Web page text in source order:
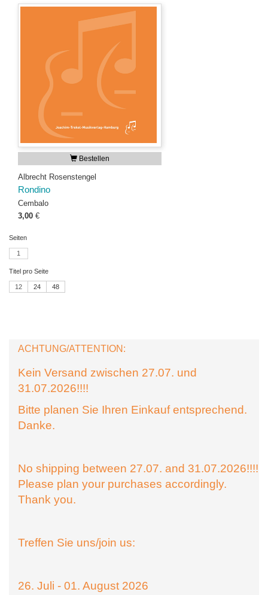
Bestellen
Albrecht Rosenstengel
Rondino
Cembalo
3,00 €
Seiten
1
Titel pro Seite
12 24 48
ACHTUNG/ATTENTION:
Kein Versand zwischen 27.07. und
31.07.2026!!!!
Bitte planen Sie Ihren Einkauf entsprechend.
Danke.
No shipping between 27.07. and 31.07.2026!!!!
Please plan your purchases accordingly.
Thank you.
Treffen Sie uns/join us:
26. Juli - 01. August 2026